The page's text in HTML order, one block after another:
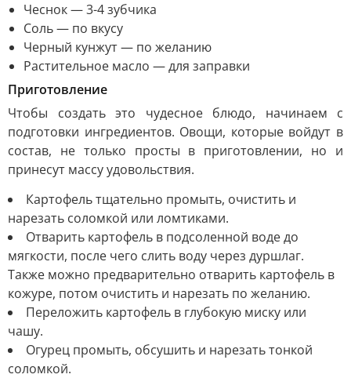
Чеснок — 3-4 зубчика
Соль — по вкусу
Черный кунжут — по желанию
Растительное масло — для заправки
Приготовление
Чтобы создать это чудесное блюдо, начинаем с
подготовки ингредиентов. Овощи, которые войдут в
состав, не только просты в приготовлении, но и
принесут массу удовольствия.
Картофель тщательно промыть, очистить и
нарезать соломкой или ломтиками.
Отварить картофель в подсоленной воде до
мягкости, после чего слить воду через дуршлаг.
Также можно предварительно отварить картофель в
кожуре, потом очистить и нарезать по желанию.
Переложить картофель в глубокую миску или
чашу.
Огурец промыть, обсушить и нарезать тонкой
соломкой.